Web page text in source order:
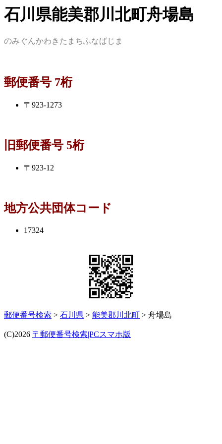
石川県能美郡川北町舟場島
のみぐんかわきたまちふなばじま
郵便番号 7桁
〒923-1273
旧郵便番号 5桁
〒923-12
地方公共団体コード
17324
郵便番号検索 > 石川県 > 能美郡川北町 > 舟場島
(C)2026 〒郵便番号検索|PCスマホ版